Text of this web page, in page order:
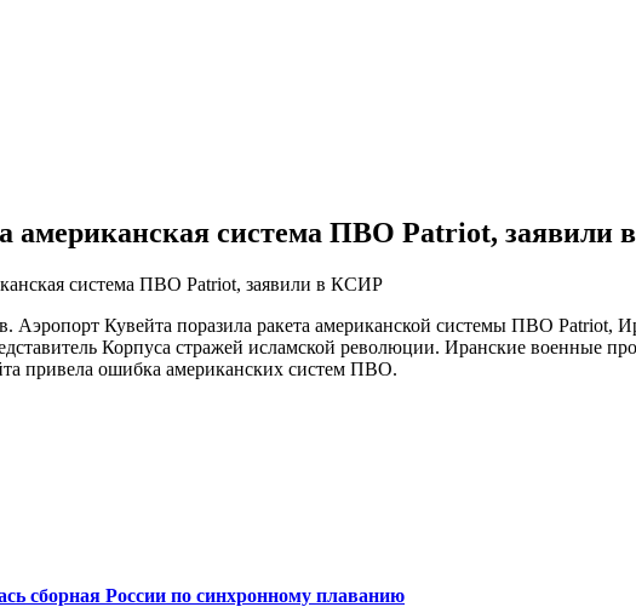
американская система ПВО Patriot, заявили
Аэропорт Кувейта поразила ракета американской системы ПВО Patriot,
Корпуса стражей исламской революции. Иранские военные
привела ошибка американских систем ПВО.
сборная России по синхронному плаванию